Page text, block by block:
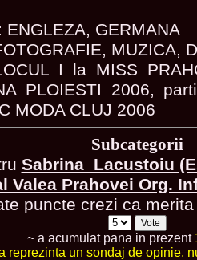
ENGLEZA, GERMANA
MUZICA,
I la MISS
PLOIESTI 2006,
MODA CLUJ 2006
Subcategorii
Sabrina_Lacustoiu
Valea Prahovei Org.
puncte crezi ca
~ a acumulat pana in prezent
reprezinta un sondaj de opinie,